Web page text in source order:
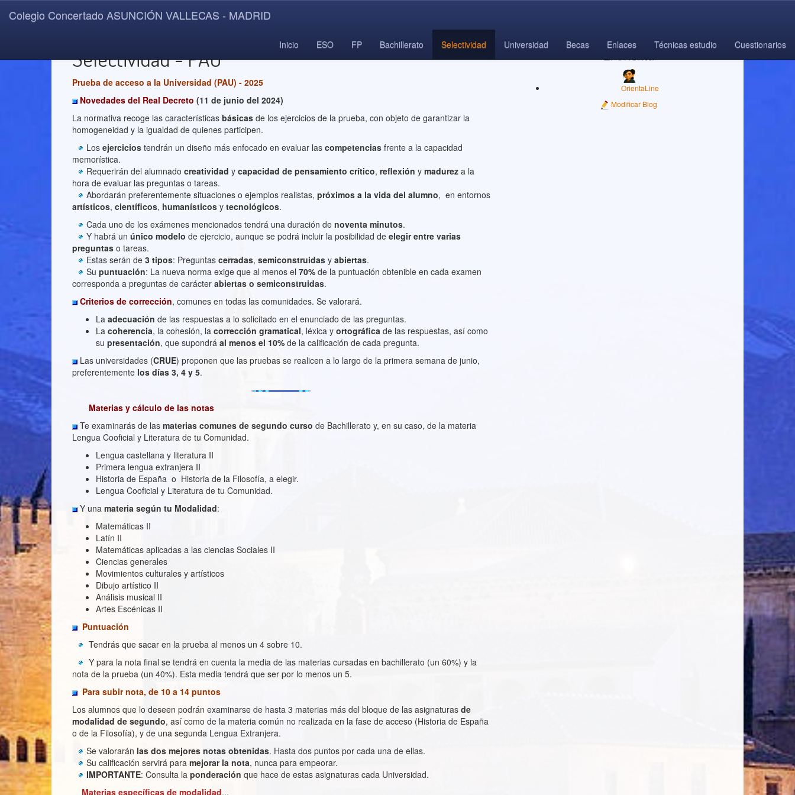
Colegio Concertado ASUNCIÓN VALLECAS - MADRID
Inicio ESO FP Bachillerato Selectividad Universidad Becas Enlaces Técnicas estudio Cuestionarios
Selectividad - PAU
Prueba de acceso a la Universidad (PAU) - 2025
Novedades del Real Decreto (11 de junio del 2024)
La normativa recoge las características básicas de los ejercicios de la prueba, con objeto de garantizar la
homogeneidad y la igualdad de quienes participen.
Los ejercicios tendrán un diseño más enfocado en evaluar las competencias frente a la capacidad
memorística.
Requerirán del alumnado creatividad y capacidad de pensamiento crítico, reflexión y madurez a la
hora de evaluar las preguntas o tareas.
Abordarán preferentemente situaciones o ejemplos realistas, próximos a la vida del alumno, en entornos
artísticos, científicos, humanísticos y tecnológicos.
Cada uno de los exámenes mencionados tendrá una duración de noventa minutos.
Y habrá un único modelo de ejercicio, aunque se podrá incluir la posibilidad de elegir entre varias
preguntas o tareas.
Estas serán de 3 tipos: Preguntas cerradas, semiconstruidas y abiertas.
Su puntuación: La nueva norma exige que al menos el 70% de la puntuación obtenible en cada examen
corresponda a preguntas de carácter abiertas o semiconstruidas.
Criterios de corrección, comunes en todas las comunidades. Se valorará.
La adecuación de las respuestas a lo solicitado en el enunciado de las preguntas.
La coherencia, la cohesión, la corrección gramatical, léxica y ortográfica de las respuestas, así como
su presentación, que supondrá al menos el 10% de la calificación de cada pregunta.
Las universidades (CRUE) proponen que las pruebas se realicen a lo largo de la primera semana de junio,
preferentemente los días 3, 4 y 5.
Materias y cálculo de las notas
Te examinarás de las materias comunes de segundo curso de Bachillerato y, en su caso, de la materia
Lengua Cooficial y Literatura de tu Comunidad.
Lengua castellana y literatura II
Primera lengua extranjera II
Historia de España o Historia de la Filosofía, a elegir.
Lengua Cooficial y Literatura de tu Comunidad.
Y una materia según tu Modalidad:
Matemáticas II
Latín II
Matemáticas aplicadas a las ciencias Sociales II
Ciencias generales
Movimientos culturales y artísticos
Dibujo artístico II
Análisis musical II
Artes Escénicas II
Puntuación
Tendrás que sacar en la prueba al menos un 4 sobre 10.
Y para la nota final se tendrá en cuenta la media de las materias cursadas en bachillerato (un 60%) y la
nota de la prueba (un 40%). Esta media tendrá que ser por lo menos un 5.
Para subir nota, de 10 a 14 puntos
Los alumnos que lo deseen podrán examinarse de hasta 3 materias más del bloque de las asignaturas de
modalidad de segundo, así como de la materia común no realizada en la fase de acceso (Historia de España
o de la Filosofía), y de una segunda Lengua Extranjera.
Se valorarán las dos mejores notas obtenidas. Hasta dos puntos por cada una de ellas.
Su calificación servirá para mejorar la nota, nunca para empeorar.
IMPORTANTE: Consulta la ponderación que hace de estas asignaturas cada Universidad.
Materias específicas de modalidad...
El Orienta
OrientaLine
Modificar Blog